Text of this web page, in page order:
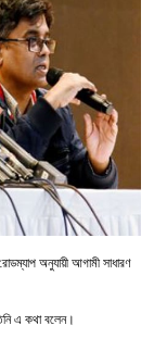
অনুযায়ী আগামী সাধারণ
এ কথা বলেন।